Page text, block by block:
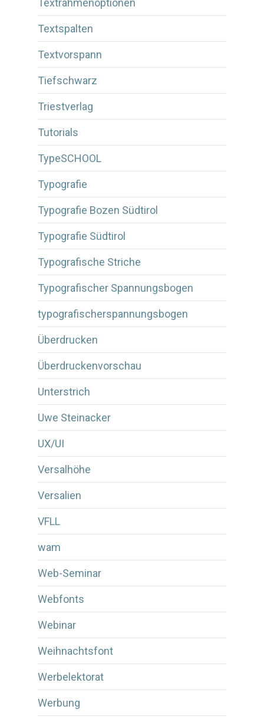
Textrahmenoptionen
Textspalten
Textvorspann
Tiefschwarz
Triestverlag
Tutorials
TypeSCHOOL
Typografie
Typografie Bozen Südtirol
Typografie Südtirol
Typografische Striche
Typografischer Spannungsbogen
typografischerspannungsbogen
Überdrucken
Überdruckenvorschau
Unterstrich
Uwe Steinacker
UX/UI
Versalhöhe
Versalien
VFLL
wam
Web-Seminar
Webfonts
Webinar
Weihnachtsfont
Werbelektorat
Werbung